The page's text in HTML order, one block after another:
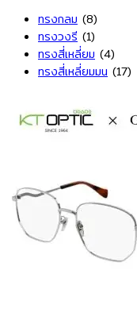
ทรงกลม (8)
ทรงวงรี (1)
ทรงสี่เหลี่ยม (4)
ทรงสี่เหลี่ยมมน (17)